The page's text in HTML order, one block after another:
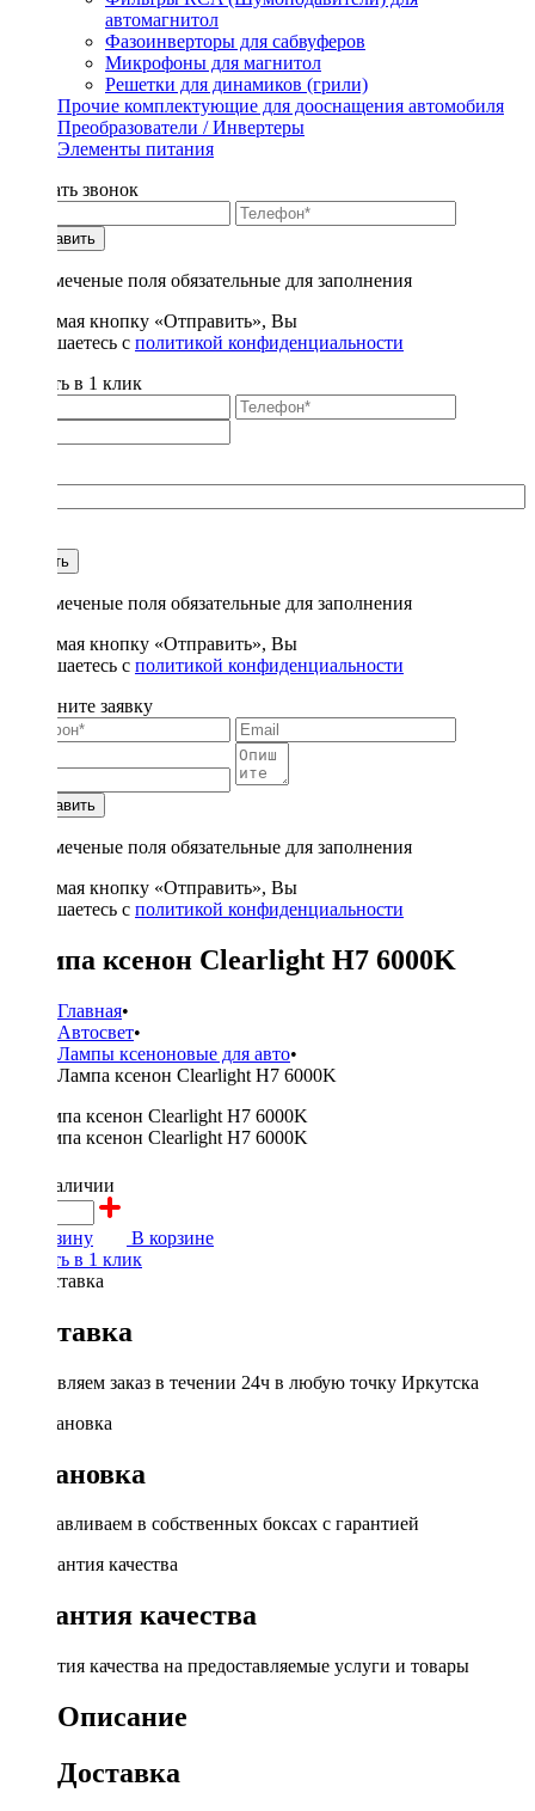
автомагнитол
Фазоинверторы для сабвуферов
Микрофоны для магнитол
Решетки для динамиков (грили)
Прочие комплектующие для дооснащения автомобиля
Преобразователи / Инвертеры
Элементы питания
Заказать звонок
Отправить
* - отмеченые поля обязательные для заполнения
Нажимая кнопку «Отправить», Вы
соглашаетесь с политикой конфиденциальности
Купить в 1 клик
Купить
* - отмеченые поля обязательные для заполнения
Нажимая кнопку «Отправить», Вы
соглашаетесь с политикой конфиденциальности
Заполните заявку
Отправить
* - отмеченые поля обязательные для заполнения
Нажимая кнопку «Отправить», Вы
соглашаетесь с политикой конфиденциальности
Лампа ксенон Clearlight H7 6000K
Главная•
Автосвет•
Лампы ксеноновые для авто•
Лампа ксенон Clearlight H7 6000K
в наличии
В корзину
В корзине
Купить в 1 клик
Доставка
Доставляем заказ в течении 24ч в любую точку Иркутска
Установка
Устанавливаем в собственных боксах с гарантией
Гарантия качества
Гарантия качества на предоставляемые услуги и товары
Описание
Доставка